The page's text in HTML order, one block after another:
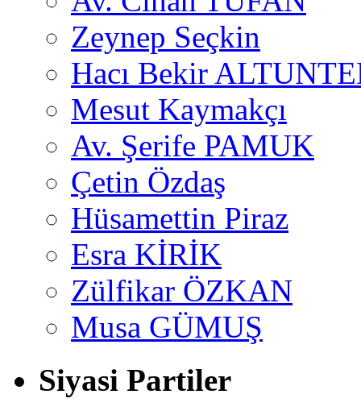
Zeynep Seçkin
Hacı Bekir
Mesut Kaymakçı
Av. Şerife PAMUK
Çetin Özdaş
Hüsamettin Piraz
Esra KİRİK
Zülfikar ÖZKAN
Musa GÜMUŞ
Siyasi Partiler